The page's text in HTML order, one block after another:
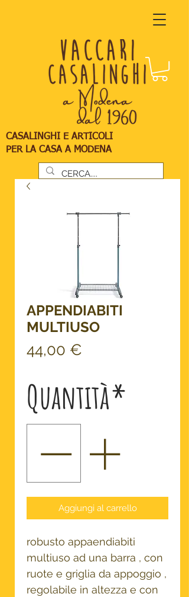
CASALINGHI E ARTICOLI
PER LA CASA A MODENA
APPENDIABITI
MULTIUSO
44,00 €
Quantità*
Aggiungi al carrello
robusto appaendiabiti
multiuso ad una barra , con
ruote e griglia da appoggio ,
regolabile in altezza e con